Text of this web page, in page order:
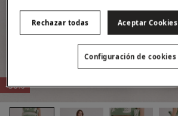
-50%
Rechazar todas Aceptar Cookies
Configuración de cookies